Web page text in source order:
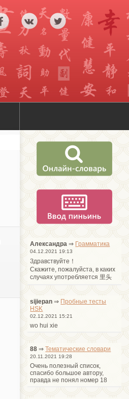
Александра ⇒ Грамматика
04.12.2021 19:13
Здравствуйте！
Cкажите, пожалуйста, в каких
случаях употребляется 里头
sijiepan ⇒ Пробные тесты
HSK
02.12.2021 15:21
wo hui xie
88 ⇒Тематические словари
20.11.2021 19:28
Очень полезный список,
спасибо большое автору,
правда не понял номер 18